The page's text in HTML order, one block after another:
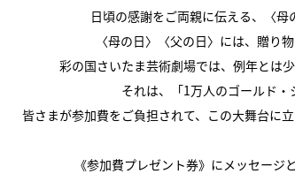
日頃の感謝をご両親に伝える、〈母
〈母の日〉〈父の日〉には、贈り
彩の国さいたま芸術劇場では、例年とは
それは、「1万人のゴールド・
皆さまが参加費をご負担されて、この大舞台に
《参加費プレゼント券》にメッセージ